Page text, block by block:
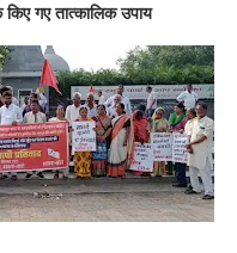
किए गए तात्कालिक उपाय